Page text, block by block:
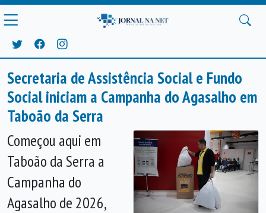
Secretaria de Assistência Social e Fundo
Social iniciam a Campanha do Agasalho em
Taboão da Serra
Começou aqui em
Taboão da Serra a
Campanha do
Agasalho de 2026,